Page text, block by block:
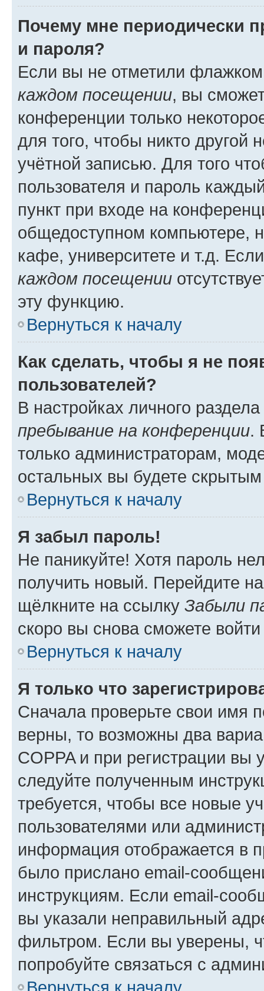
Почему мне периодически
и пароля?
Если вы не отметили
каждом посещении, вы
конференции только
для того, чтобы никто другой
учётной записью. Для того
пользователя и пароль
пункт при входе на
общедоступном компьютере,
кафе, университете и т.д.
каждом посещении
эту функцию.
Вернуться к началу
Как сделать, чтобы я не
пользователей?
В настройках личного
пребывание на конференции.
только администраторам,
остальных вы будете
Вернуться к началу
Я забыл пароль!
Не паникуйте! Хотя пароль
получить новый. Перейдите
щёлкните на ссылку Забыли
скоро вы снова сможете
Вернуться к началу
Я только что
Сначала проверьте свои имя
верны, то возможны два
COPPA и при регистрации вы
следуйте полученным
требуется, чтобы все новые
пользователями или
информация отображается в
было прислано email-
инструкциям. Если email-
вы указали неправильный
фильтром. Если вы уверены,
попробуйте связаться с
Вернуться к началу